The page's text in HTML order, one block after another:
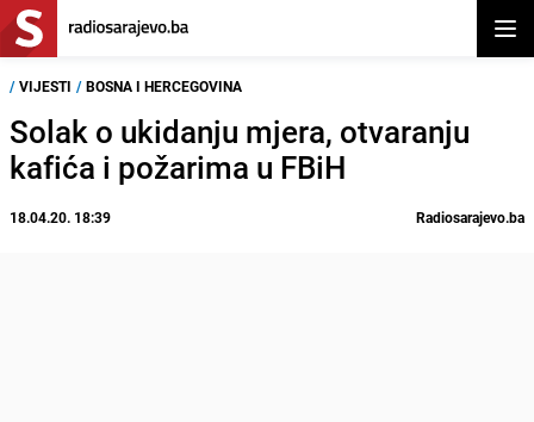
/ VIJESTI / BOSNA I HERCEGOVINA
Solak o ukidanju mjera, otvaranju
kafića i požarima u FBiH
18.04.20. 18:39 Radiosarajevo.ba